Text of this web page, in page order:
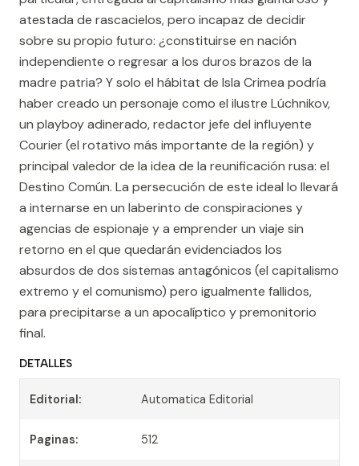
atestada de rascacielos, pero incapaz de decidir
sobre su propio futuro: ¿constituirse en nación
independiente o regresar a los duros brazos de la
madre patria? Y solo el hábitat de Isla Crimea podría
haber creado un personaje como el ilustre Lúchnikov,
un playboy adinerado, redactor jefe del influyente
Courier (el rotativo más importante de la región) y
principal valedor de la idea de la reunificación rusa: el
Destino Común. La persecución de este ideal lo llevará
a internarse en un laberinto de conspiraciones y
agencias de espionaje y a emprender un viaje sin
retorno en el que quedarán evidenciados los
absurdos de dos sistemas antagónicos (el capitalismo
extremo y el comunismo) pero igualmente fallidos,
para precipitarse a un apocalíptico y premonitorio
final.
DETALLES
Editorial: Automatica Editorial
Paginas: 512